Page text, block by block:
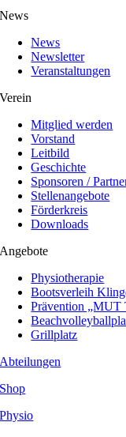
News
News
Newsletter
Veranstaltungen
Verein
Mitglied werden
Vorstand
Leitbild
Geschichte
Sponsoren /
Stellenangebote
Förderkreis
Downloads
Angebote
Physiotherapie
Bootsverleih
Prävention
Grillplatz
Abteilungen
Shop
Physio